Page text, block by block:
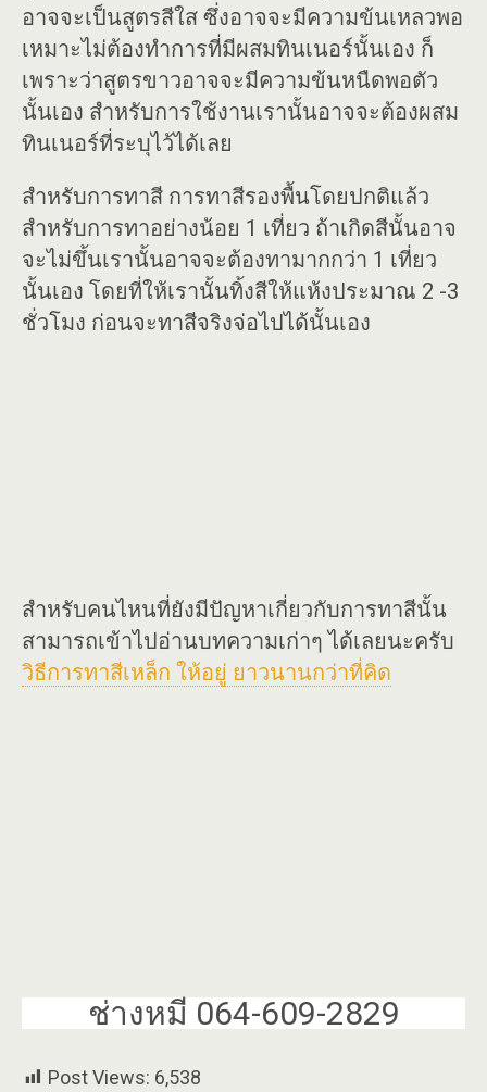
อาจจะเป็นสูตรสีใส ซึ่งอาจจะมีความข้นเหลวพอ
เหมาะไม่ต้องทำการที่มีผสมทินเนอร์นั้นเอง ก็
เพราะว่าสูตรขาวอาจจะมีความข้นหนืดพอตัว
นั้นเอง สำหรับการใช้งานเรานั้นอาจจะต้องผสม
ทินเนอร์ที่ระบุไว้ได้เลย
สำหรับการทาสี การทาสีรองพื้นโดยปกติแล้ว
สำหรับการทาอย่างน้อย 1 เที่ยว ถ้าเกิดสีนั้นอาจ
จะไม่ขึ้นเรานั้นอาจจะต้องทามากกว่า 1 เที่ยว
นั้นเอง โดยที่ให้เรานั้นทิ้งสีให้แห้งประมาณ 2 -3
ชั่วโมง ก่อนจะทาสีจริงจ่อไปได้นั้นเอง
สำหรับคนไหนที่ยังมีปัญหาเกี่ยวกับการทาสีนั้น
สามารถเข้าไปอ่านบทความเก่าๆ ได้เลยนะครับ
วิธีการทาสีเหล็ก ให้อยู่ ยาวนานกว่าที่คิด
ช่างหมี 064-609-2829
Post Views: 6,538